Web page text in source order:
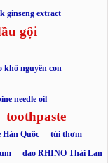
ginseng extract
gội
khô nguyên con
needle oil
toothpaste
Hàn Quốc túi thơm
dao RHINO Thái Lan